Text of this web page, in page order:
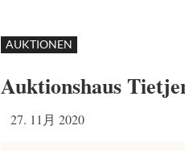
AUKTIONEN
Auktionshaus
27. 11月 2020